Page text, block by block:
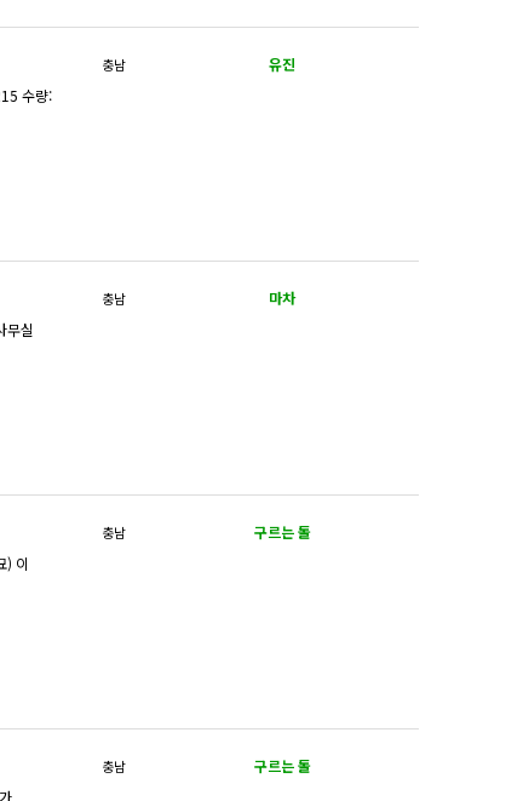
충남 유진
무실
충남 마차
) 이
충남 구르는 돌
충남 구르는 돌